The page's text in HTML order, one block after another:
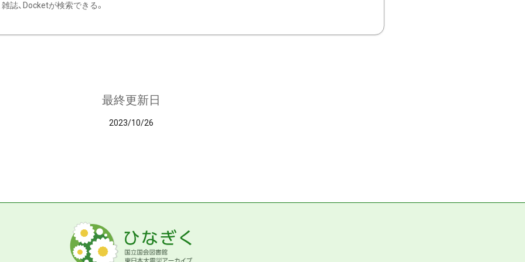
雑誌、Docketが検索できる。
最終更新日
2023/10/26